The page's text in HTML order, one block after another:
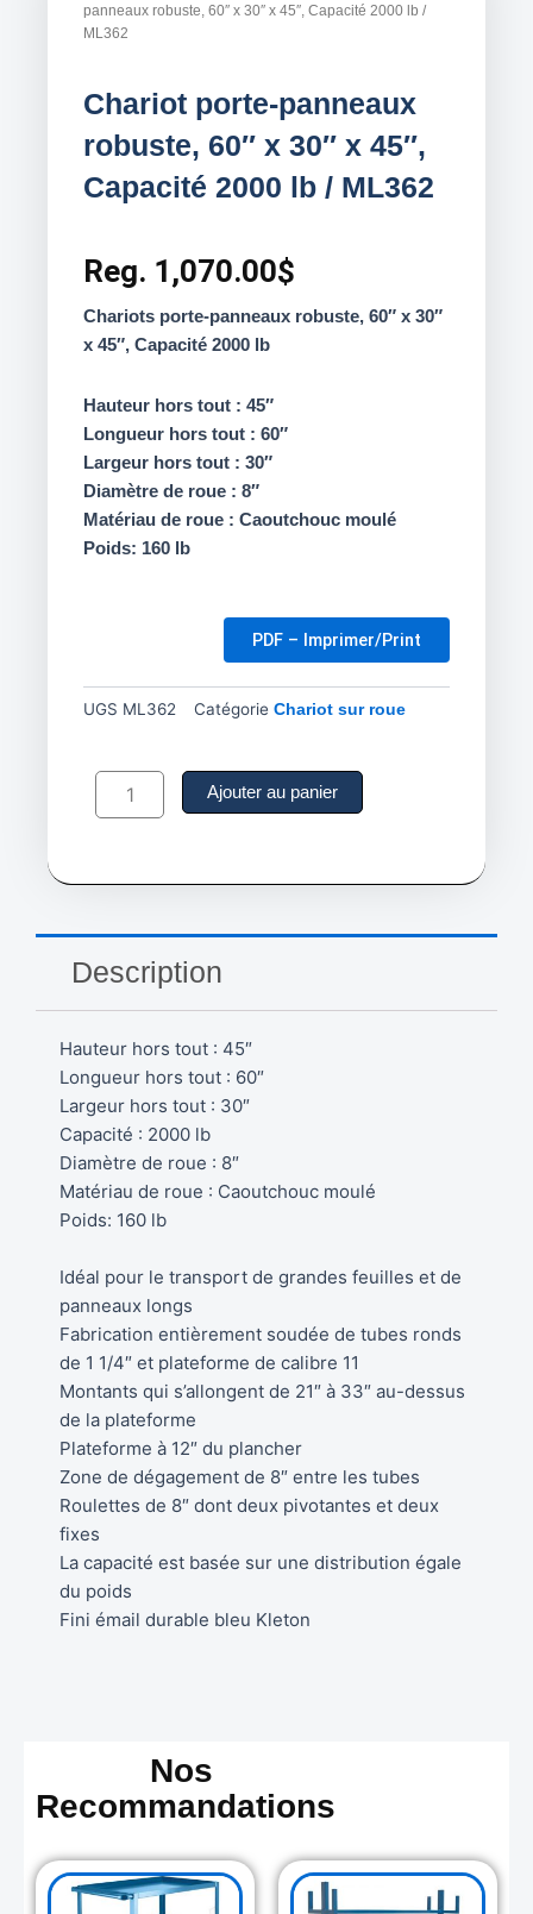
panneaux robuste, 60″ x 30″ x 45″, Capacité 2000 lb /
ML362
Chariot porte-panneaux
robuste, 60″ x 30″ x 45″,
Capacité 2000 lb / ML362
Reg. 1,070.00$
Chariots porte-panneaux robuste, 60″ x 30″
x 45″, Capacité 2000 lb
Hauteur hors tout : 45″
Longueur hors tout : 60″
Largeur hors tout : 30″
Diamètre de roue : 8″
Matériau de roue : Caoutchouc moulé
Poids: 160 lb
PDF – Imprimer/Print
UGS ML362 Catégorie Chariot sur roue
quantité
Chariot
robuste,
x
x
45",
2000
lb
/
ML362
Ajouter au panier
Description
Hauteur hors tout : 45″
Longueur hors tout : 60″
Largeur hors tout : 30″
Capacité : 2000 lb
Diamètre de roue : 8″
Matériau de roue : Caoutchouc moulé
Poids: 160 lb
Idéal pour le transport de grandes feuilles et de
panneaux longs
Fabrication entièrement soudée de tubes ronds
de 1 1/4″ et plateforme de calibre 11
Montants qui s’allongent de 21″ à 33″ au-dessus
de la plateforme
Plateforme à 12″ du plancher
Zone de dégagement de 8″ entre les tubes
Roulettes de 8″ dont deux pivotantes et deux
fixes
La capacité est basée sur une distribution égale
du poids
Fini émail durable bleu Kleton
Nos
Recommandations